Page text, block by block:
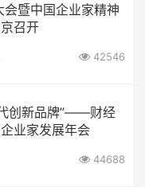
暨中国企业家精神
召开
42546
创新品牌”——财经
业家发展年会
44688